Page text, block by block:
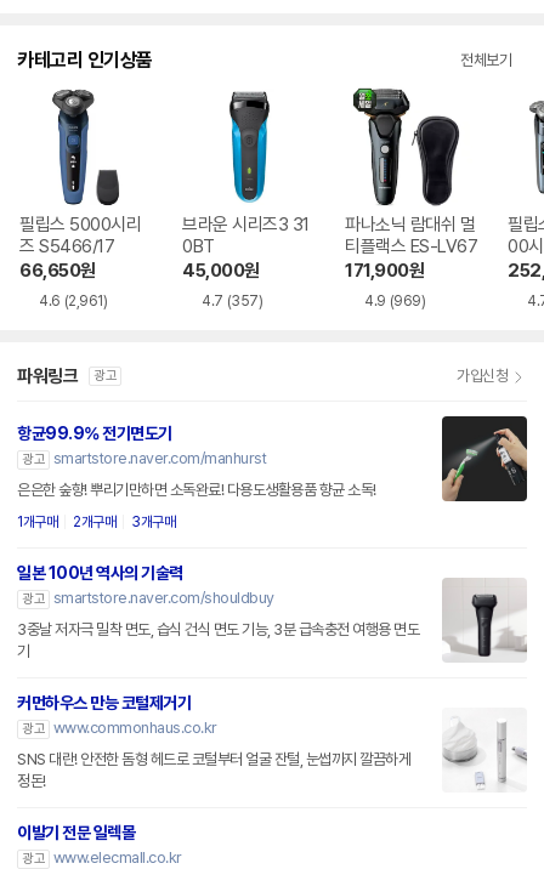
카테고리 인기상품 전체보기
필립스 5000시리
즈 S5466/17
66,650원
4.6 (2,961)
브라운 시리즈3 31
0BT
45,000원
4.7 (357)
파나소닉 람대쉬 멀
티플랙스 ES-LV67
171,900원
4.9 (969)
필립
00
30
파워링크 광고 가입신청
항균99.9% 전기면도기
광고 smartstore.naver.com/manhurst
은은한 숲향! 뿌리기만하면 소독완료! 다용도생활용품 향균 소독!
1개구매 2개구매 3개구매
일본 100년 역사의 기술력
광고 smartstore.naver.com/shouldbuy
3중날 저자극 밀착 면도, 습식 건식 면도 기능, 3분 급속충전 여행용 면도
기
커먼하우스 만능 코털제거기
광고 www.commonhaus.co.kr
SNS 대란! 안전한 돔형 헤드로 코털부터 얼굴 잔털, 눈썹까지 깔끔하게
정돈!
이발기 전문 일렉몰
광고 www.elecmall.co.kr